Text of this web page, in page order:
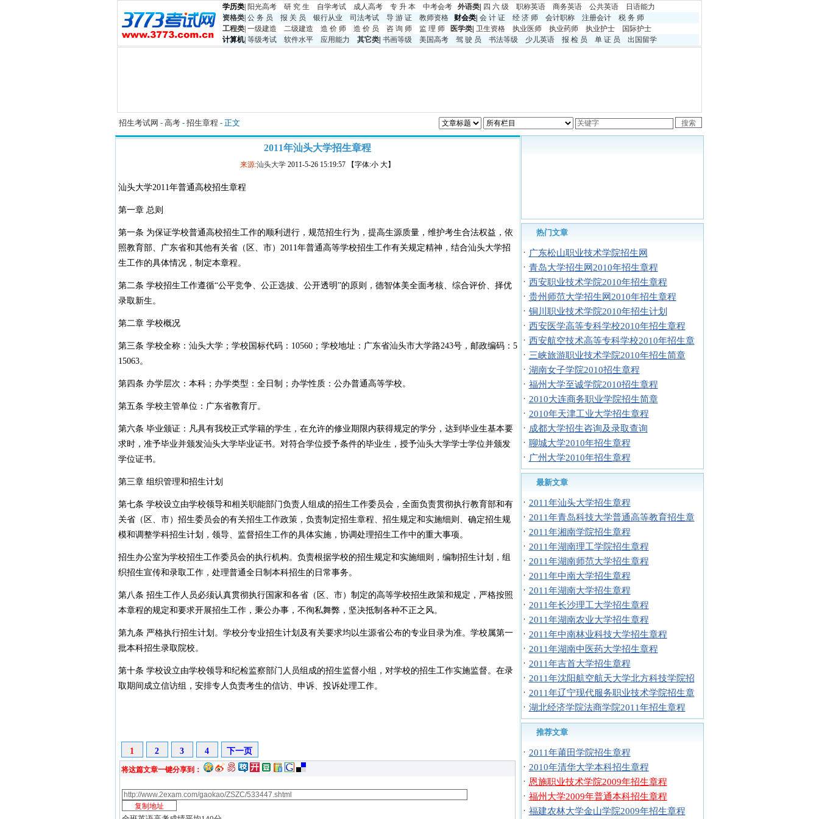
学历类 阳光高考 研 究 生 自学考试 成人高考 专 升 本 中考会考 外语类 四 六 级 职称英语 商务英语 公共英语
日语能力
资格类 公 务 员 报 关 员 银行从业 司法考试 导 游 证 教师资格 财会类| 会 计 证 经 济 师 会计职称 注册会计
税 务 师
工程类 一级建造 二级建造 造 价 师 造 价 员 咨 询 师 监 理 师 医学类 卫生资格 执业医师 执业药师 执业护士
国际护士
计算机| 等级考试 软件水平 应用能力 其它类 书画等级 美国高考 驾 驶 员 书法等级 少儿英语 报 检 员 单 证 员 出国留学
招生考试网 - 高考 - 招生章程 - 正文
2011年汕头大学招生章程
来源:汕头大学 2011-5-26 15:19:57 【字体:小 大】
汕头大学2011年普通高校招生章程
第一章 总则
第一条 为保证学校普通高校招生工作的顺利进行，规范招生行为，提高生源质量，维护考生合法权益，依
照教育部、广东省和其他有关省（区、市）2011年普通高等学校招生工作有关规定精神，结合汕头大学招
生工作的具体情况，制定本章程。
第二条 学校招生工作遵循“公平竞争、公正选拔、公开透明”的原则，德智体美全面考核、综合评价、择优
录取新生。
第二章 学校概况
第三条 学校全称：汕头大学；学校国标代码：10560；学校地址：广东省汕头市大学路243号，邮政编码：5
15063。
第四条 办学层次：本科；办学类型：全日制；办学性质：公办普通高等学校。
第五条 学校主管单位：广东省教育厅。
第六条 毕业颁证：凡具有我校正式学籍的学生，在允许的修业期限内获得规定的学分，达到毕业生基本要
求时，准予毕业并颁发汕头大学毕业证书。对符合学位授予条件的毕业生，授予汕头大学学士学位并颁发
学位证书。
第三章 组织管理和招生计划
第七条 学校设立由学校领导和相关职能部门负责人组成的招生工作委员会，全面负责贯彻执行教育部和有
关省（区、市）招生委员会的有关招生工作政策，负责制定招生章程、招生规定和实施细则、确定招生规
模和调整学科招生计划，领导、监督招生工作的具体实施，协调处理招生工作中的重大事项。
招生办公室为学校招生工作委员会的执行机构。负责根据学校的招生规定和实施细则，编制招生计划，组
织招生宣传和录取工作，处理普通全日制本科招生的日常事务。
第八条 招生工作人员必须认真贯彻执行国家和各省（区、市）制定的高等学校招生政策和规定，严格按照
本章程的规定和要求开展招生工作，秉公办事，不徇私舞弊，坚决抵制各种不正之风。
第九条 严格执行招生计划。学校分专业招生计划及有关要求均以生源省公布的专业目录为准。学校属第一
批本科招生录取院校。
第十条 学校设立由学校领导和纪检监察部门人员组成的招生监督小组，对学校的招生工作实施监督。在录
取期间成立信访组，安排专人负责考生的信访、申诉、投诉处理工作。
1 2 3 4 下一页
将这篇文章一键分享到：
热门文章
· 广东松山职业技术学院招生网
· 青岛大学招生网2010年招生章程
· 西安职业技术学院2010年招生章程
· 贵州师范大学招生网2010年招生章程
· 铜川职业技术学院2010年招生计划
· 西安医学高等专科学校2010年招生章程
· 西安航空技术高等专科学校2010年招生章
· 三峡旅游职业技术学院2010年招生简章
· 湖南女子学院2010招生章程
· 福州大学至诚学院2010招生章程
· 2010大连商务职业学院招生简章
· 2010年天津工业大学招生章程
· 成都大学招生咨询及录取查询
· 聊城大学2010年招生章程
· 广州大学2010年招生章程
最新文章
· 2011年汕头大学招生章程
· 2011年青岛科技大学普通高等教育招生章
· 2011年湘南学院招生章程
· 2011年湖南理工学院招生章程
· 2011年湖南师范大学招生章程
· 2011年中南大学招生章程
· 2011年湖南大学招生章程
· 2011年长沙理工大学招生章程
· 2011年湖南农业大学招生章程
· 2011年中南林业科技大学招生章程
· 2011年湖南中医药大学招生章程
· 2011年吉首大学招生章程
· 2011年沈阳航空航天大学北方科技学院招
· 2011年辽宁现代服务职业技术学院招生章
· 湖北经济学院法商学院2011年招生章程
推荐文章
· 2011年莆田学院招生章程
· 2010年清华大学本科招生章程
· 恩施职业技术学院2009年招生章程
· 福州大学2009年普通本科招生章程
· 福建农林大学金山学院2009年招生章程